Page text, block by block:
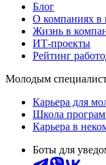
Блог
О компаниях в
Жизнь в
ИТ-проекты
Рейтинг
Молодым
Карьера для
Школа
Карьера в
Боты для